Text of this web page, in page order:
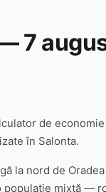
7
de
în Salonta.
la nord de
populație mixtă —